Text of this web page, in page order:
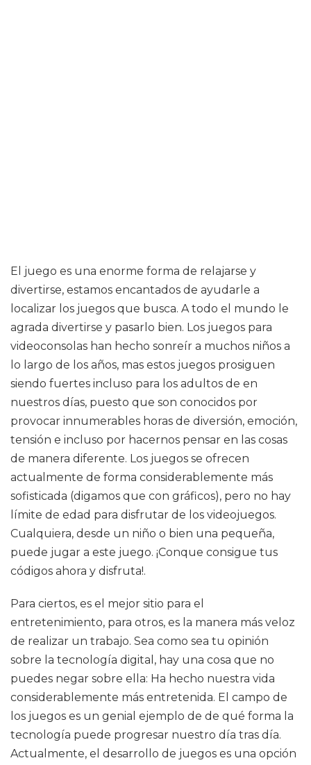
El juego es una enorme forma de relajarse y
divertirse, estamos encantados de ayudarle a
localizar los juegos que busca. A todo el mundo le
agrada divertirse y pasarlo bien. Los juegos para
videoconsolas han hecho sonreír a muchos niños a
lo largo de los años, mas estos juegos prosiguen
siendo fuertes incluso para los adultos de en
nuestros días, puesto que son conocidos por
provocar innumerables horas de diversión, emoción,
tensión e incluso por hacernos pensar en las cosas
de manera diferente. Los juegos se ofrecen
actualmente de forma considerablemente más
sofisticada (digamos que con gráficos), pero no hay
límite de edad para disfrutar de los videojuegos.
Cualquiera, desde un niño o bien una pequeña,
puede jugar a este juego. ¡Conque consigue tus
códigos ahora y disfruta!.
Para ciertos, es el mejor sitio para el
entretenimiento, para otros, es la manera más veloz
de realizar un trabajo. Sea como sea tu opinión
sobre la tecnología digital, hay una cosa que no
puedes negar sobre ella: Ha hecho nuestra vida
considerablemente más entretenida. El campo de
los juegos es un genial ejemplo de de qué forma la
tecnología puede progresar nuestro día tras día.
Actualmente, el desarrollo de juegos es una opción